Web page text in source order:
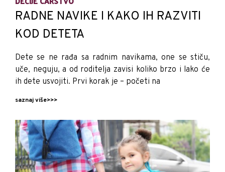
RADNE NAVIKE I KAKO IH RAZVITI
KOD DETETA
Dete se ne rađa sa radnim navikama, one se stiču,
uče, neguju, a od roditelja zavisi koliko brzo i lako će
ih dete usvojiti. Prvi korak je – početi na
saznaj više>>>